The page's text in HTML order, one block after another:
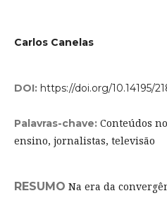
Carlos Canelas
DOI: https://doi.org/10.14195/
Palavras-chave: Conteúdos
ensino, jornalistas, televisão
RESUMO Na era da